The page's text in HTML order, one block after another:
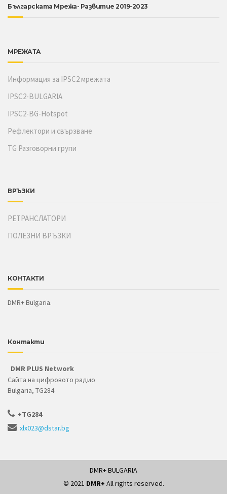
Българската Мрежа- Развитие 2019-2023
МРЕЖАТА
Информация за IPSC2 мрежата
IPSC2-BULGARIA
IPSC2-BG-Hotspot
Рефлектори и свързване
TG Разговорни групи
ВРЪЗКИ
РЕТРАНСЛАТОРИ
ПОЛЕЗНИ ВРЪЗКИ
КОНТАКТИ
DMR+ Bulgaria.
Контакти
DMR PLUS Network
Сайта на цифровото радио
Bulgaria, TG284
+TG284
xlx023@dstar.bg
DMR+ BULGARIA
© 2021 DMR+ All rights reserved.